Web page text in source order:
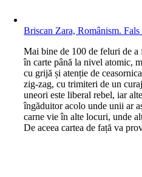
Briscan Zara, Românism.
Mai bine de 100 de feluri de
în carte până la nivel atomic,
cu grijă și atenție de
zig-zag, cu trimiteri de un
uneori este liberal rebel, iar
îngăduitor acolo unde unii ar
carne vie în alte locuri, unde
De aceea cartea de față va